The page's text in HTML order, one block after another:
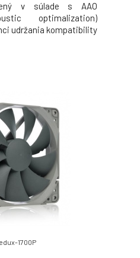
v súlade s AAO
optimalization)
udržania kompatibility
1700P